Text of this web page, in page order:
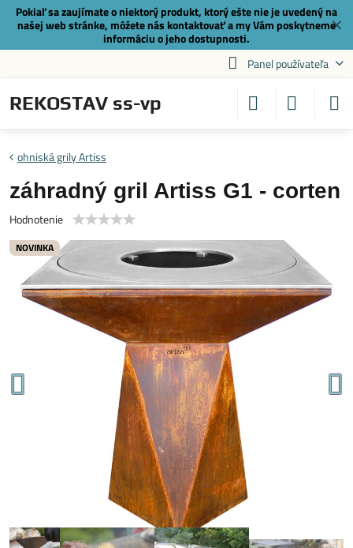
✕
Pokiaľ sa zaujímate o niektorý produkt, ktorý ešte nie je uvedený na
našej web stránke, môžete nás kontaktovaťa my Vám poskytneme
informáciu o jeho dostupnosti.
Panel používateľa
REKOSTAV ss-vp
NOVINKA
ohniská grily Artiss
záhradný gril Artiss G1 - corten
Hodnotenie